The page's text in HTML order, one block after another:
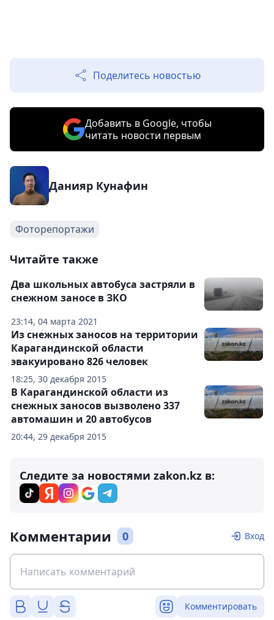
Поделитесь новостью
Добавить в Google, чтобы
читать новости первым
Данияр Кунафин
Фоторепортажи
Читайте также
23:14, 04 марта 2021
Два школьных автобуса застряли в
снежном заносе в ЗКО
18:25, 30 декабря 2015
Из снежных заносов на территории
Карагандинской области
эвакуировано 826 человек
20:44, 29 декабря 2015
В Карагандинской области из
снежных заносов вызволено 337
автомашин и 20 автобусов
Следите за новостями zakon.kz в:
Комментарии 0 Вход
Комментировать